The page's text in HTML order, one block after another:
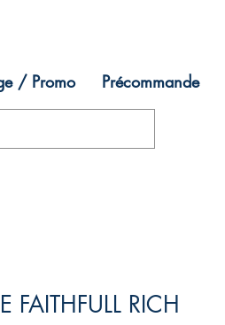
/ Promo Précommande
FAITHFULL RICH